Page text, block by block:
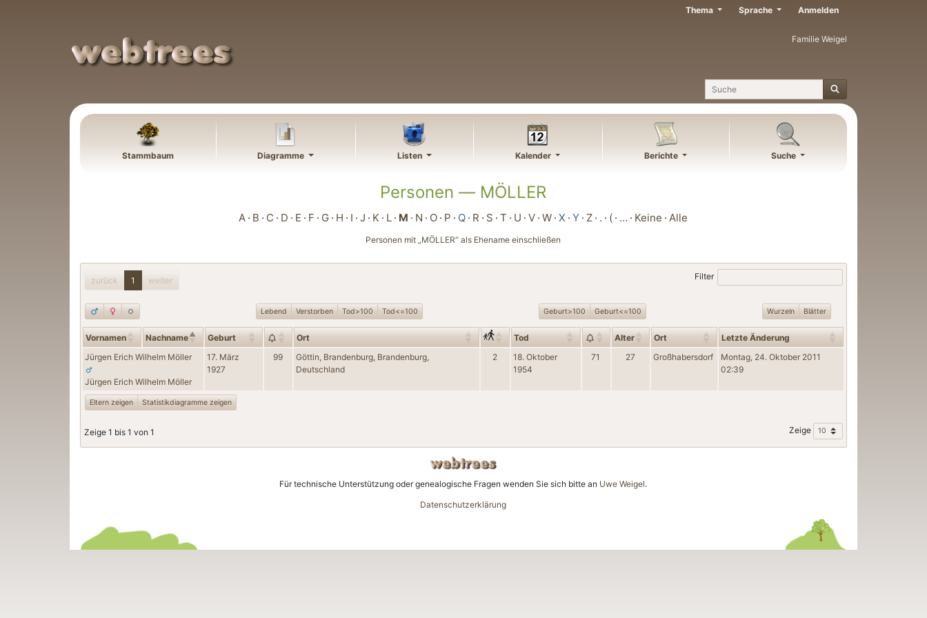
Familie Weigel
Suche
Thema Sprache Anmelden
Stammbaum Diagramme Listen Kalender Berichte Suche
Personen — MÖLLER
A B C D E F G H I J K L M N O P Q R S T U V W X Y Z . ( … Keine Alle
Personen mit „MÖLLER“ als Ehename einschließen
zurück 1 weiter Filter
Lebend Verstorben Tod>100 Tod<=100 Geburt>100 Geburt<=100 Wurzeln Blätter
Vornamen Nachname Geburt Ort Tod Alter Ort
Letzte Änderung
Jürgen Erich Wilhelm Möller
Jürgen Erich Wilhelm Möller
17. März
1927
99
Göttin, Brandenburg, Brandenburg,
Deutschland
2
18. Oktober
1954
71 27 Großhabersdorf
Montag, 24. Oktober 2011
02:39
Eltern zeigen Statistikdiagramme zeigen
Zeige 1 bis 1 von 1 Zeige
Für technische Unterstützung oder genealogische Fragen wenden Sie sich bitte an Uwe Weigel.
Datenschutzerklärung